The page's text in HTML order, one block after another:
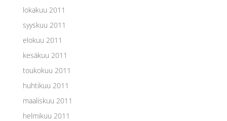
lokakuu 2011
syyskuu 2011
elokuu 2011
kesäkuu 2011
toukokuu 2011
huhtikuu 2011
maaliskuu 2011
helmikuu 2011